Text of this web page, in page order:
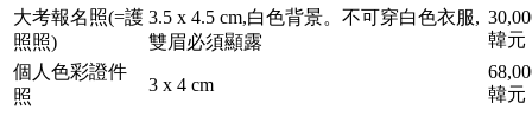
大考報名照(=護
照照)
3.5 x 4.5 cm,白色背景。不可穿白色衣服,
雙眉必須顯露
韓元
個人色彩證件
照
3 x 4 cm
韓元